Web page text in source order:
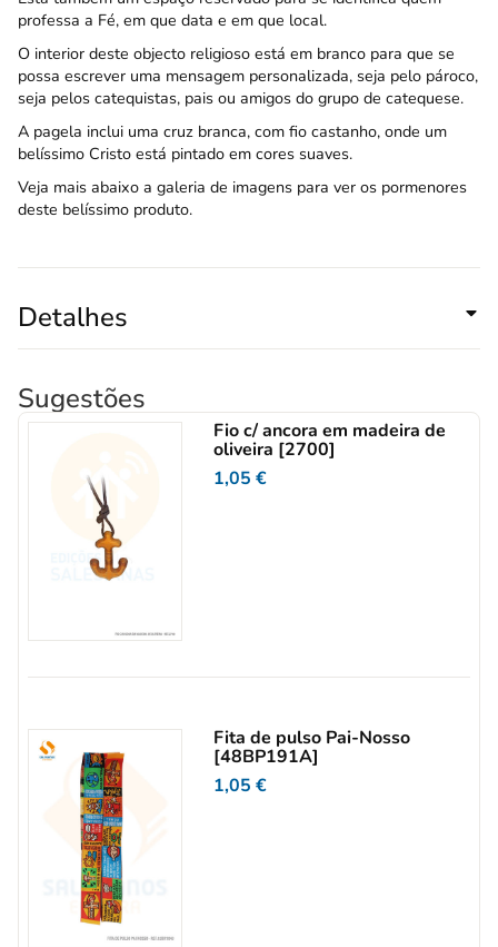
professa a Fé, em que data e em que local.
O interior deste objecto religioso está em branco para que se
possa escrever uma mensagem personalizada, seja pelo pároco,
seja pelos catequistas, pais ou amigos do grupo de catequese.
A pagela inclui uma cruz branca, com fio castanho, onde um
belíssimo Cristo está pintado em cores suaves.
Veja mais abaixo a galeria de imagens para ver os pormenores
deste belíssimo produto.
Detalhes
Sugestões
Fio c/ ancora em madeira de
oliveira [2700]
1,05€
Fita de pulso Pai-Nosso
[48BP191A]
1,05€